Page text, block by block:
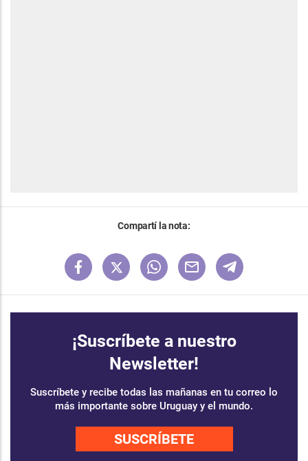
Compartí la nota:
¡Suscríbete a nuestro
Newsletter!
Suscríbete y recibe todas las mañanas en tu correo lo
más importante sobre Uruguay y el mundo.
SUSCRÍBETE